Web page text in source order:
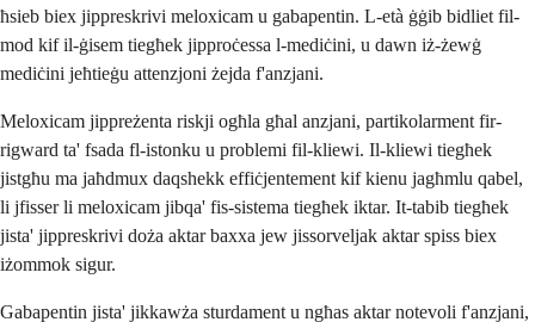
ħsieb biex jippreskrivi meloxicam u gabapentin. L-età ġġib bidliet fil-
mod kif il-ġisem tiegħek jipproċessa l-mediċini, u dawn iż-żewġ
mediċini jeħtieġu attenzjoni żejda f'anzjani.
Meloxicam jippreżenta riskji ogħla għal anzjani, partikolarment fir-
rigward ta' fsada fl-istonku u problemi fil-kliewi. Il-kliewi tiegħek
jistgħu ma jaħdmux daqshekk effiċjentement kif kienu jagħmlu qabel,
li jfisser li meloxicam jibqa' fis-sistema tiegħek iktar. It-tabib tiegħek
jista' jippreskrivi doża aktar baxxa jew jissorveljak aktar spiss biex
iżommok sigur.
Gabapentin jista' jikkawża sturdament u ngħas aktar notevoli f'anzjani,